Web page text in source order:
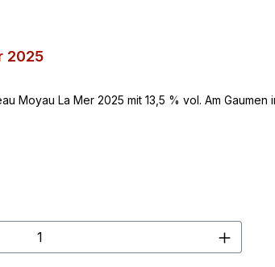
2025
Moyau La Mer 2025 mit 13,5 % vol. Am
den gewünschten Wert